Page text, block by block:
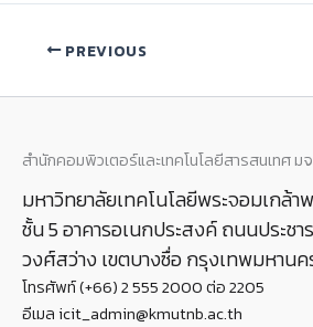
PREVIOUS
สำนักคอมพิวเตอร์และเทคโนโลยีสารสนเทศ ม
มหาวิทยาลัยเทคโนโลยีพระจอมเกล้า
ชั้น 5 อาคารอเนกประสงค์ ถนนประชา
วงศ์สว่าง เขตบางซื่อ กรุงเทพมหาน
โทรศัพท์ (+66) 2 555 2000 ต่อ 2205
อีเมล icit_admin@kmutnb.ac.th